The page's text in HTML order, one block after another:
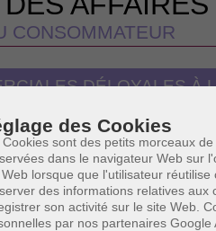
des Cookies
Cookies sont des petits morceaux
dans le navigateur Web sur
lorsque que l'utilisateur
des informations relatives aux
son activité sur le site Web.
par nos partenaires
CONSOMMATEUR
DÉLOYALES À
à l'égard des entreprises
déloyales à l'égard des entreprises